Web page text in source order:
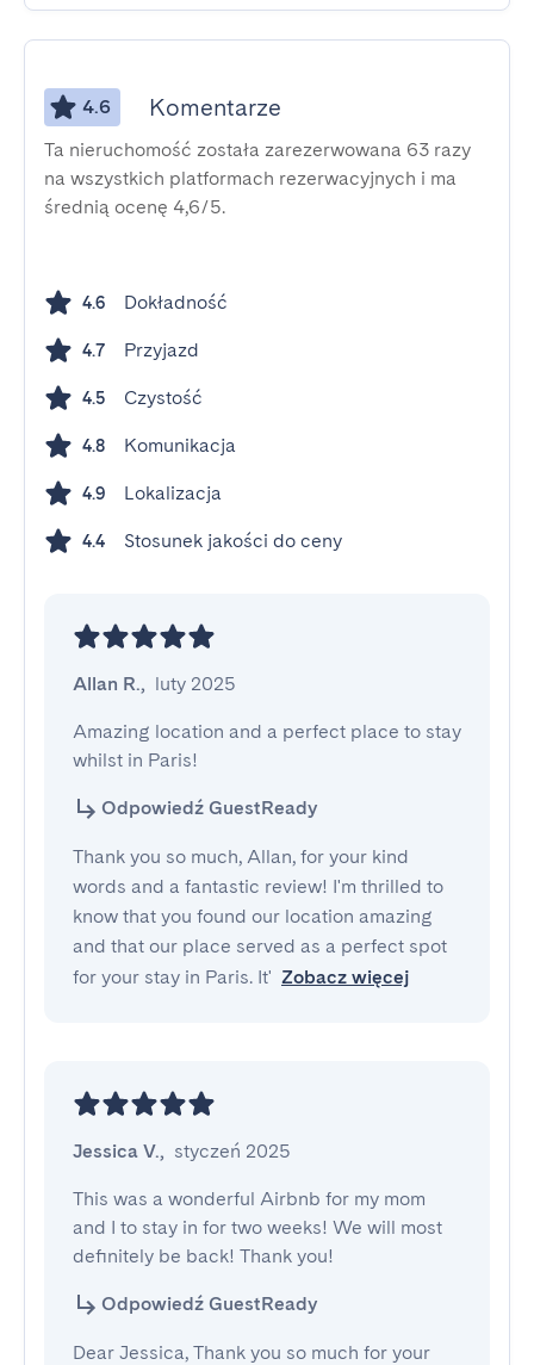
4.6 Komentarze
Ta nieruchomość została zarezerwowana 63 razy
na wszystkich platformach rezerwacyjnych i ma
średnią ocenę 4,6/5.
4.6 Dokładność
4.7 Przyjazd
4.5 Czystość
4.8 Komunikacja
4.9 Lokalizacja
4.4 Stosunek jakości do ceny
Allan R., luty 2025
Amazing location and a perfect place to stay
whilst in Paris!
Odpowiedź GuestReady
Thank you so much, Allan, for your kind
words and a fantastic review! I'm thrilled to
know that you found our location amazing
and that our place served as a perfect spot
for your stay in Paris. It' Zobacz więcej
Jessica V., styczeń 2025
This was a wonderful Airbnb for my mom
and I to stay in for two weeks! We will most
definitely be back! Thank you!
Odpowiedź GuestReady
Dear Jessica, Thank you so much for your